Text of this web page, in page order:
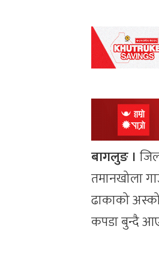
बागलुङ ।
तमानखोला
ढाकाको
कपडा बुन्दै